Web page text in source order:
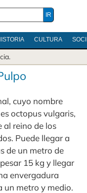
CULTURA
.
cuyo nombre
octopus vulgaris,
al reino de los
Puede llegar a
de un metro de
15 kg y llegar
envergadura
un metro y medio.